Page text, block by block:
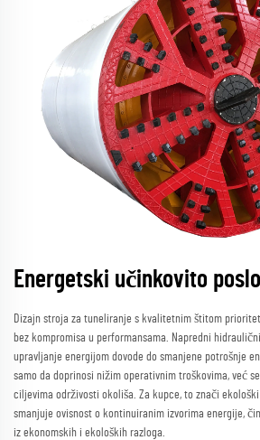
Energetski učinkovito
Dizajn stroja za tuneliranje s kvalitetnim štitom
bez kompromisa u performansama. Napredni
upravljanje energijom dovode do smanjene potrošnje
samo da doprinosi nižim operativnim troškovima, već
ciljevima održivosti okoliša. Za kupce, to znači
smanjuje ovisnost o kontinuiranim izvorima energije,
iz ekonomskih i ekoloških razloga.